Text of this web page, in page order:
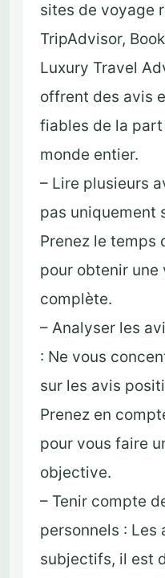
sites de voyage
TripAdvisor,
Luxury Travel
offrent des avis
fiables de la
monde entier.
– Lire plusieurs
pas uniquement
Prenez le temps
pour obtenir une
complète.
– Analyser les
: Ne vous
sur les avis
Prenez en
pour vous faire
objective.
– Tenir compte
personnels : Les
subjectifs, il est